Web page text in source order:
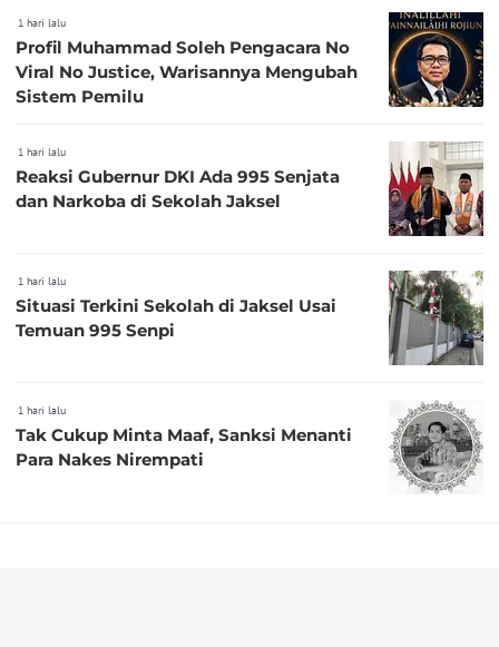
1 hari lalu
Profil Muhammad Soleh Pengacara No
Viral No Justice, Warisannya Mengubah
Sistem Pemilu
1 hari lalu
Reaksi Gubernur DKI Ada 995 Senjata
dan Narkoba di Sekolah Jaksel
1 hari lalu
Situasi Terkini Sekolah di Jaksel Usai
Temuan 995 Senpi
1 hari lalu
Tak Cukup Minta Maaf, Sanksi Menanti
Para Nakes Nirempati